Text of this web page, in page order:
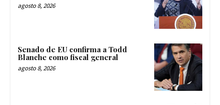
agosto 8, 2026
Senado de EU confirma a Todd
Blanche como fiscal general
agosto 8, 2026